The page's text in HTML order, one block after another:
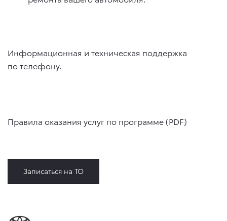
Информационная и техническая поддержка
по телефону.
Правила оказания услуг по программе (PDF)
Записаться на ТО